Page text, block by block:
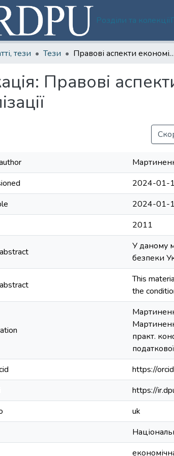
Розділи та колекції
тези Тези Правові аспекти економічної безпеки в умовах глобалізації
Правові
2024-01-
2024-01-
2011
У даному
безпеки
This
the
практ.
https://
https://
uk